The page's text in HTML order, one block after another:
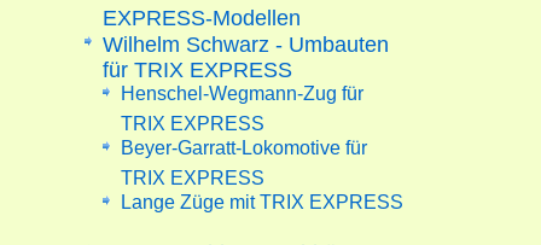
EXPRESS-Modellen
Wilhelm Schwarz - Umbauten
für TRIX EXPRESS
Henschel-Wegmann-Zug für
TRIX EXPRESS
Beyer-Garratt-Lokomotive für
TRIX EXPRESS
Lange Züge mit TRIX EXPRESS